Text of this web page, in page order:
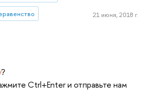
21 июня, 2018 г.
?
Ctrl+Enter и отправьте нам